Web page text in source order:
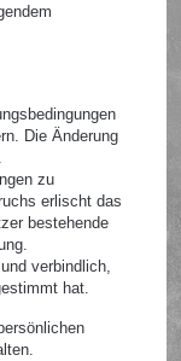
Die Änderung
zu
erlischt das
bestehende
verbindlich,
hat.